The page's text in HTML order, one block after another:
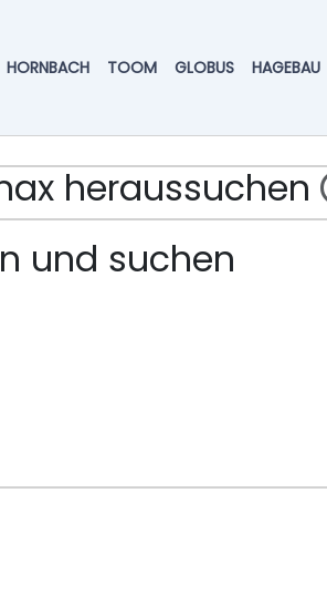
HORNBACH TOOM GLOBUS HAGEBAU
heraussuchen
und suchen